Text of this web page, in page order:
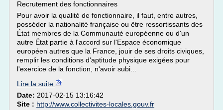
Recrutement des fonctionnaires
Pour avoir la qualité de fonctionnaire, il faut, entre autres,
posséder la nationalité française ou être ressortissants des
État membres de la Communauté européenne ou d'un
autre État partie à l'accord sur l'Espace économique
européen autres que la France, jouir de ses droits civiques,
remplir les conditions d'aptitude physique exigées pour
l'exercice de la fonction, n'avoir subi...
Lire la suite
Date: 2017-02-15 13:16:42
Site : http://www.collectivites-locales.gouv.fr